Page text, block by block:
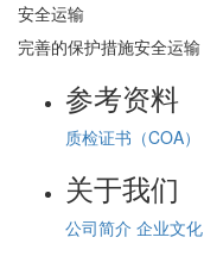
安全运输
完善的保护措施安全运输
参考资料
质检证书（COA）
关于我们
公司简介 企业文化